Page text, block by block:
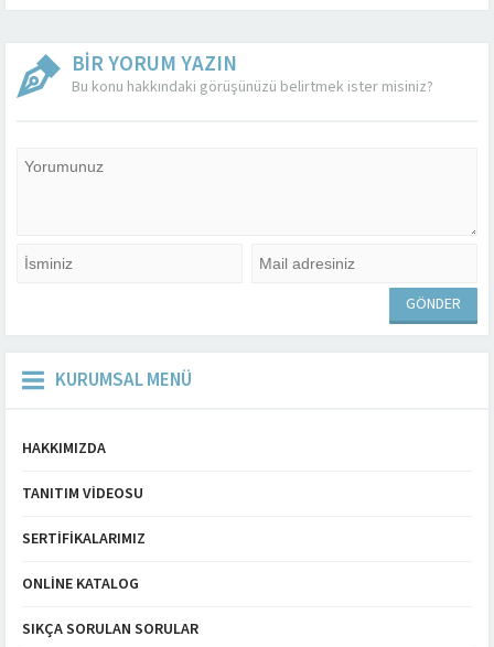
BİR YORUM YAZIN
Bu konu hakkındaki görüşünüzü belirtmek ister misiniz?
KURUMSAL MENÜ
HAKKIMIZDA
TANITIM VIDEOSU
SERTIFIKALARIMIZ
ONLINE KATALOG
SIKÇA SORULAN SORULAR